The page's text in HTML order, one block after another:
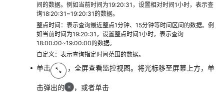
监
间的数据。例如当前时间为19:20:31，设置相对时间1小时，表示查
询18:20:31~19:20:31的数据。
整点时间：表示查询最近整点1分钟、15分钟等时间区间的数据。例
如当前时间为19:20:31，设置整点时间1小时，表示查询
18:00:00~19:00:00的数据。
自定义：表示查询指定时间范围的数据。
单击 ，全屏查看监控视图。将光标移至屏幕上方，单
击弹出的 ，或者单击